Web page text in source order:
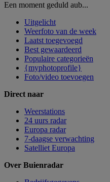
Een moment geduld aub...
Uitgelicht
Weerfoto van de week
Laatst toegevoegd
Best gewaardeerd
Populaire categorieën
{myphotoprofile}
Foto/video toevoegen
Direct naar
Weerstations
24 uurs radar
Europa radar
7-daagse verwachting
Satelliet Europa
Over Buienradar